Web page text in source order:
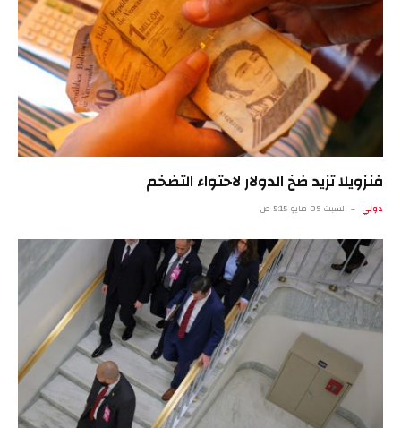
فنزويلا تزيد ضخ الدولار لاحتواء التضخم
دولي السبت 09 مايو 5:15 ص